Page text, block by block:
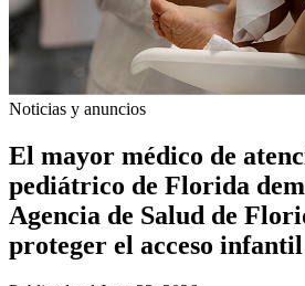
Noticias y anuncios
El mayor médico de
pediátrico de Florida
Agencia de Salud de
proteger el acceso